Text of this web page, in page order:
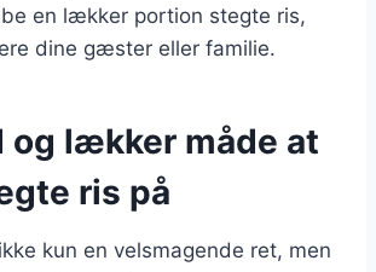
en lækker portion stegte ris,
dine gæster eller familie.
og lækker måde at
ris på
kun en velsmagende ret, men